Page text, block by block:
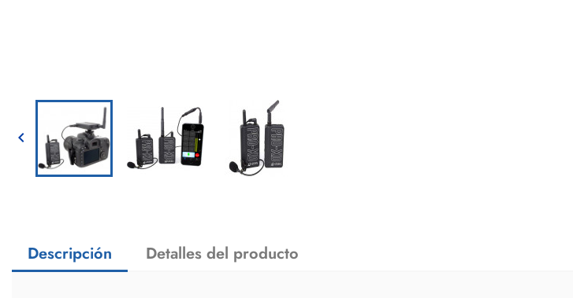

Descripción Detalles del producto